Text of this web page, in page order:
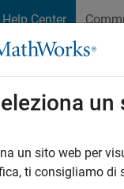
Center
un
un sito web per
ti consigliamo di